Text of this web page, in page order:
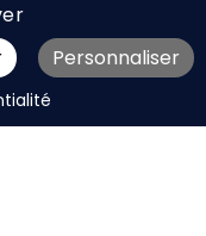
Personnaliser